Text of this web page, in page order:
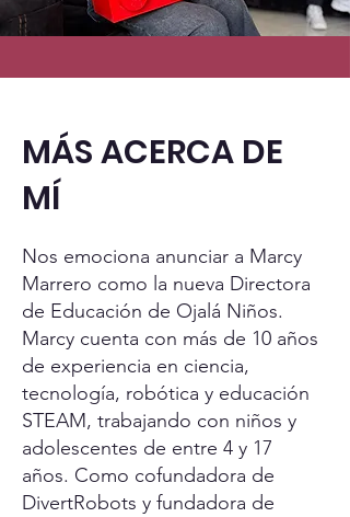
MÁS ACERCA DE
MÍ
Nos emociona anunciar a Marcy
Marrero como la nueva Directora
de Educación de Ojalá Niños.
Marcy cuenta con más de 10 años
de experiencia en ciencia,
tecnología, robótica y educación
STEAM, trabajando con niños y
adolescentes de entre 4 y 17
años. Como cofundadora de
DivertRobots y fundadora de